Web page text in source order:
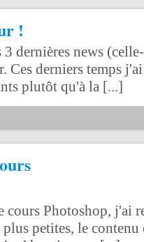
!
3 dernières news
Ces derniers temps
plutôt qu'à la [...]
cours Photoshop, j'ai
plus petites, le